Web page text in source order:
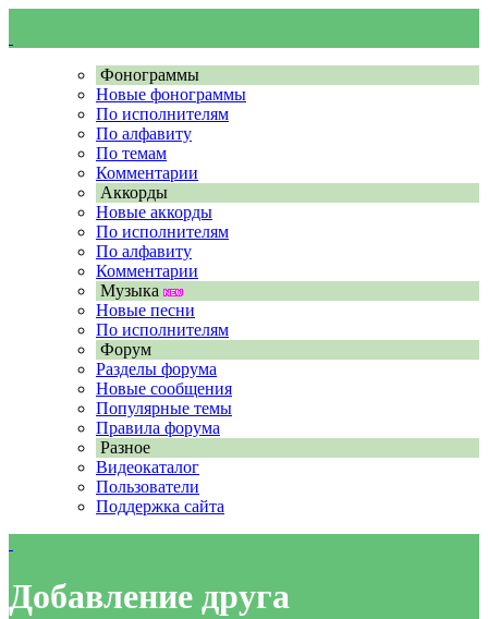
Фонограммы
Новые фонограммы
По исполнителям
По алфавиту
По темам
Комментарии
Аккорды
Новые аккорды
По исполнителям
По алфавиту
Комментарии
Музыка
Новые песни
По исполнителям
Форум
Разделы форума
Новые сообщения
Популярные темы
Правила форума
Разное
Видеокаталог
Пользователи
Поддержка сайта
Добавление друга